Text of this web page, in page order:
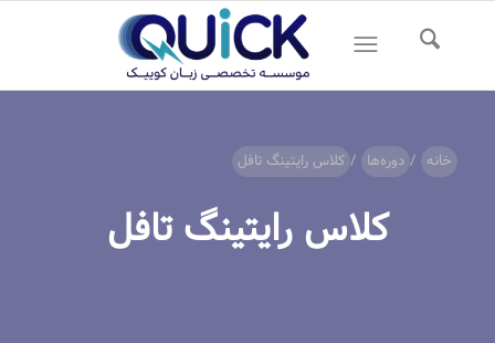
خانه / دوره‌ها / کلاس رایتینگ تافل
کلاس رایتینگ تافل